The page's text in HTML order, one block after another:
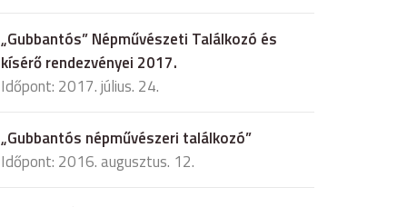
„Gubbantós” Népművészeti Találkozó és
kísérő rendezvényei 2017.
Időpont: 2017. július. 24.
„Gubbantós népművészeri találkozó”
Időpont: 2016. augusztus. 12.